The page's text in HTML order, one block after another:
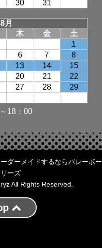
ダーメイドするならバレーボー
ーズ
All Rights Reserved.